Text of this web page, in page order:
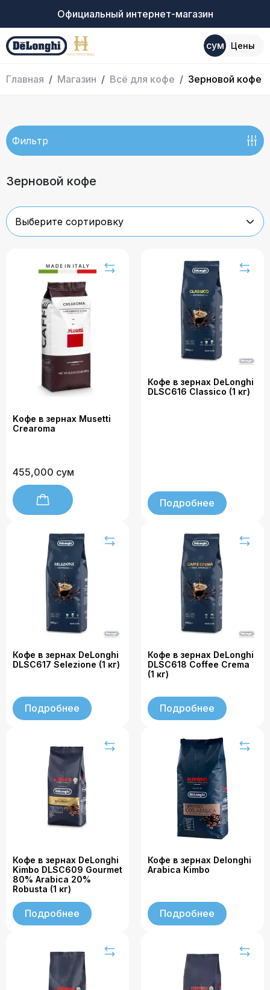
Официальный интернет-магазин
сум Цены
Главная Магазин Всё для кофе Зерновой кофе
Фильтр
Зерновой кофе
Выберите сортировку
Kофе в зернах Musetti
Crearoma
455,000 сум
Кофе в зернах DeLonghi
DLSC616 Classico (1 кг)
Подробнее
Кофе в зернах DeLonghi
DLSC617 Selezione (1 кг)
Подробнее
Кофе в зернах DeLonghi
DLSC618 Coffee Crema
(1 кг)
Подробнее
Кофе в зернах DeLonghi
Kimbo DLSC609 Gourmet
80% Arabica 20%
Robusta (1 кг)
Подробнее
Кофе в зернах Delonghi
Arabica Kimbo
Подробнее